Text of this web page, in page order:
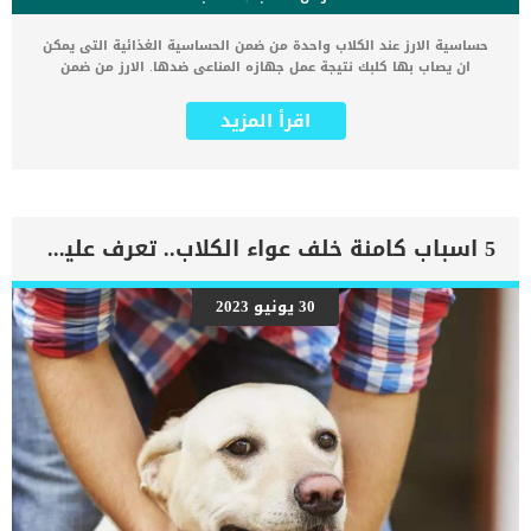
حساسية الارز عند الكلاب واحدة من ضمن الحساسية الغذائية التى يمكن
ان يصاب بها كلبك نتيجة عمل جهازه المناعى ضدها. الارز من ضمن
الكلب فى بعض المراحل العمرية. حساسية الغذاء بشكل عام ناتجة عن عمل
الجهاز المناعى فى جسم الكلب الذى يعتقد عن كريق الخطأ ان هذه
حساسية الازر عند الكلاب من الممكن ان تظهر حساسية الارز على الكلب
من اول مرة يتم تناول الارز بها ومن الممكن ان تظهر بعد تناوله لسنوات,
وهى كالتالى: حكة في الجلد جلد جاف متقشر تساقط الشعر نتوءات طفح
جلدي التهابات الأذن المزمنة اللعق المفرط مضغ القدمين مخالب حمراء
ملتهبة اضطراب الجهاز الهضمي كما تختلف الاحتياجات الغذائية لكل كلب
من الحبوب ، بما في ذلك الأرز. اقرا ايضا: الحساسية عند الكلاب وطرق
علاجها لماذا يصاب الكلب بحساسية الأرز ؟ كما ذكرنا ان المسؤول الاول
عن الحساسية الغذائية هو الجهاز المناعى للكلب, حيث يعتقد بالخطأ ان
مكونات الارز اجسام غريبة ويقوم بمهاجمتها. […]
اقرأ المزيد
5 اسباب كامنة خلف عواء الكلاب.. تعرف عليهم
30 يونيو 2023